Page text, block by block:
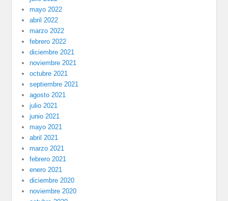
mayo 2022
abril 2022
marzo 2022
febrero 2022
diciembre 2021
noviembre 2021
octubre 2021
septiembre 2021
agosto 2021
julio 2021
junio 2021
mayo 2021
abril 2021
marzo 2021
febrero 2021
enero 2021
diciembre 2020
noviembre 2020